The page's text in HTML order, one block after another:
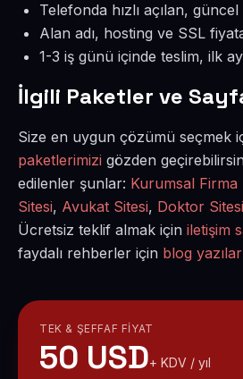
Telefonda hızlı açılan,
Alan adı, hosting ve SSL
1-3 iş günü içinde teslim, ilk
İlgili Paketler ve
Size en uygun çözümü seçmek
paketlerimizi gözden
edilenler şunlar: Kurumsal Firma
Sitesi, Avukat Sitesi, Doktor Sitesi
Ücretsiz teklif almak için iletişim
faydalı rehberler için blog
TEK & ŞEFFAF FIYAT
50 USD+ KDV / yıl